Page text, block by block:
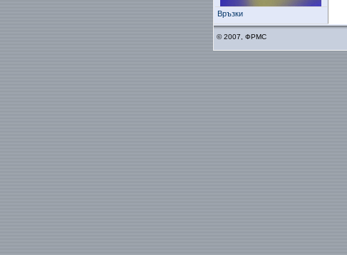
Връзки
© 2007, ФРМС